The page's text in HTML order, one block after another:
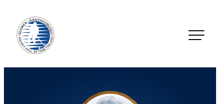
suoraan
sisältöön
Jääkiekkomuseo – Hockey Hall of Fame Finland